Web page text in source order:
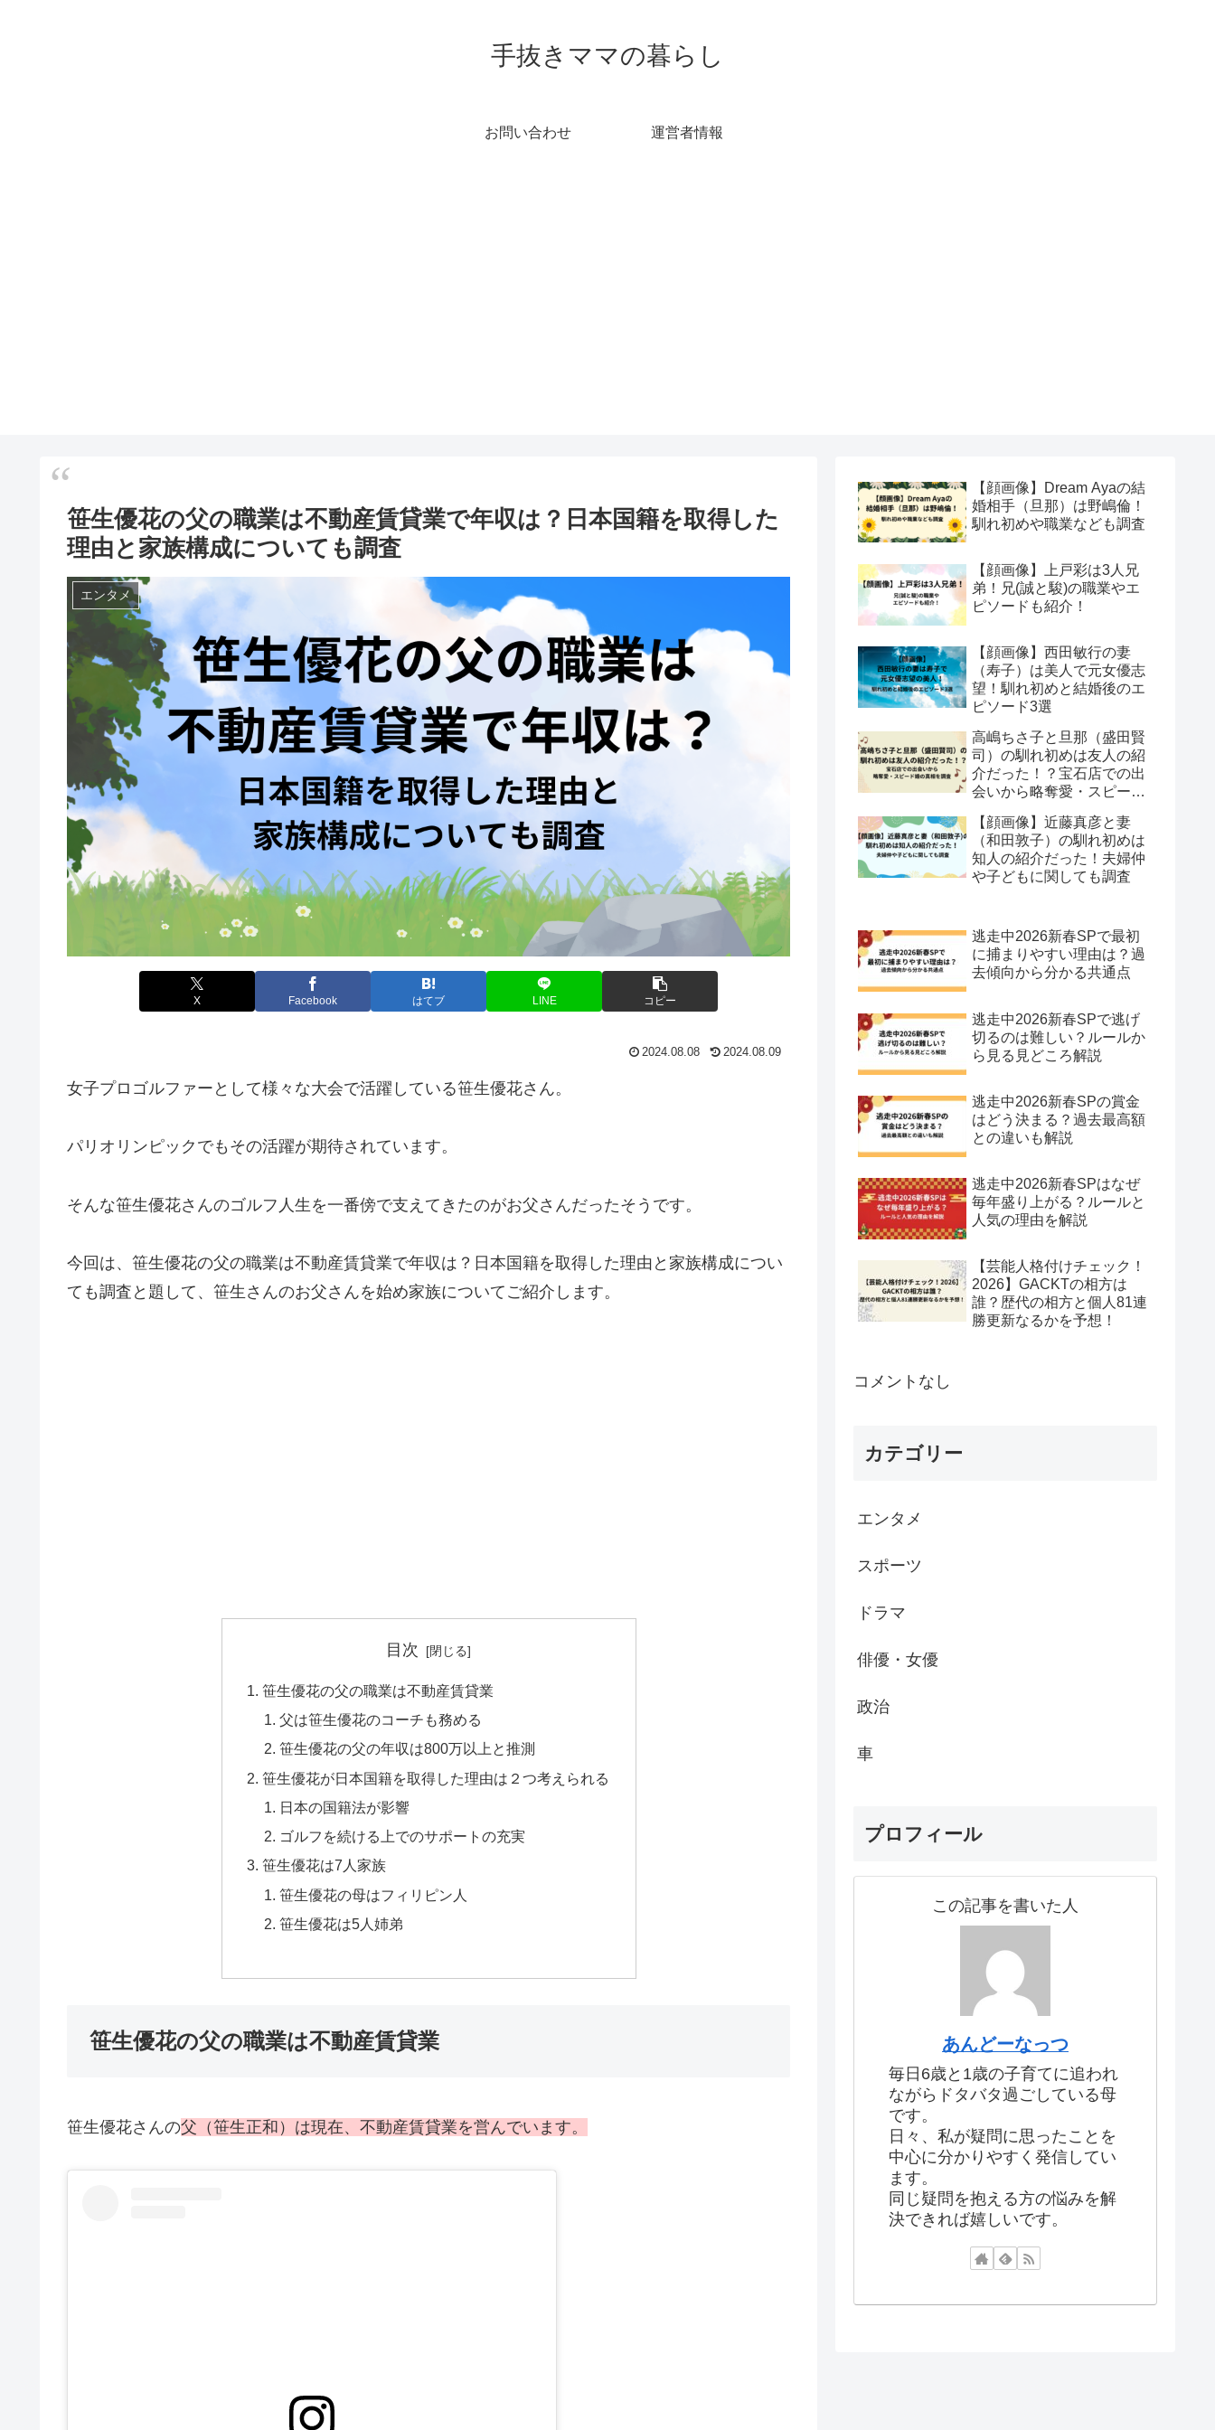
手抜きママの暮らし
お問い合わせ 運営者情報
笹生優花の父の職業は不動産賃貸業で年収は？日本国籍を取得した
理由と家族構成についても調査
エンタメ
X Facebook はてブ LINE コピー
2024.08.08 2024.08.09
女子プロゴルファーとして様々な大会で活躍している笹生優花さん。
パリオリンピックでもその活躍が期待されています。
そんな笹生優花さんのゴルフ人生を一番傍で支えてきたのがお父さんだったそうです。
今回は、笹生優花の父の職業は不動産賃貸業で年収は？日本国籍を取得した理由と家族構成につい
ても調査と題して、笹生さんのお父さんを始め家族についてご紹介します。
目次
笹生優花の父の職業は不動産賃貸業
父は笹生優花のコーチも務める
笹生優花の父の年収は800万以上と推測
笹生優花が日本国籍を取得した理由は２つ考えられる
日本の国籍法が影響
ゴルフを続ける上でのサポートの充実
笹生優花は7人家族
笹生優花の母はフィリピン人
笹生優花は5人姉弟
笹生優花の父の職業は不動産賃貸業
笹生優花さんの父（笹生正和）は現在、不動産賃貸業を営んでいます。
【顔画像】Dream Ayaの結
婚相手（旦那）は野嶋倫！
馴れ初めや職業なども調査
【顔画像】上戸彩は3人兄
弟！兄(誠と駿)の職業やエ
ピソードも紹介！
【顔画像】西田敏行の妻
（寿子）は美人で元女優志
望！馴れ初めと結婚後のエ
ピソード3選
高嶋ちさ子と旦那（盛田賢
司）の馴れ初めは友人の紹
介だった！？宝石店での出
会いから略奪愛・スピード
【顔画像】近藤真彦と妻
（和田敦子）の馴れ初めは
知人の紹介だった！夫婦仲
や子どもに関しても調査
逃走中2026新春SPで最初
に捕まりやすい理由は？過
去傾向から分かる共通点
逃走中2026新春SPで逃げ
切るのは難しい？ルールか
ら見る見どころ解説
逃走中2026新春SPの賞金
はどう決まる？過去最高額
との違いも解説
逃走中2026新春SPはなぜ
毎年盛り上がる？ルールと
人気の理由を解説
【芸能人格付けチェック！
2026】GACKTの相方は
誰？歴代の相方と個人81連
勝更新なるかを予想！
コメントなし
カテゴリー
エンタメ
スポーツ
ドラマ
俳優・女優
政治
車
プロフィール
この記事を書いた人
あんどーなっつ
毎日6歳と1歳の子育てに追われ
ながらドタバタ過ごしている母
です。
日々、私が疑問に思ったことを
中心に分かりやすく発信してい
ます。
同じ疑問を抱える方の悩みを解
決できれば嬉しいです。